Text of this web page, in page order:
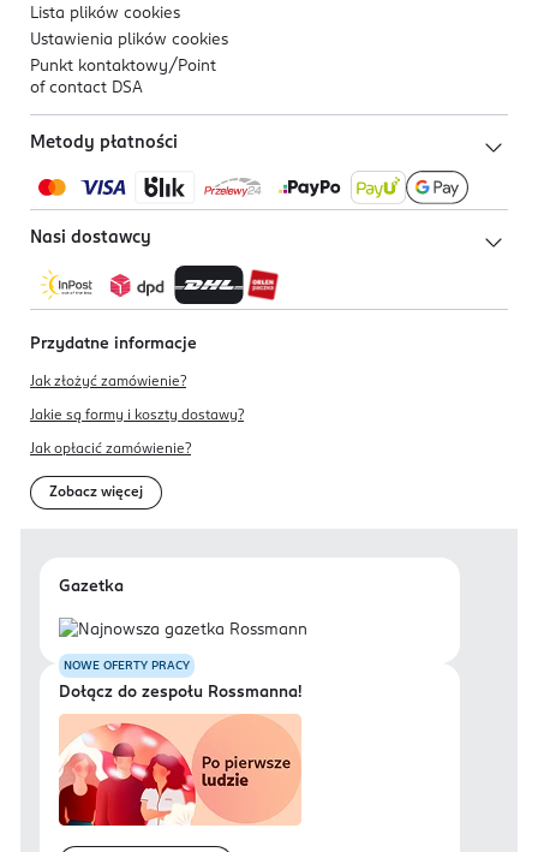
Lista plików cookies
Ustawienia plików cookies
Punkt kontaktowy/ Point
of contact DSA
Metody płatności
Nasi dostawcy
Przydatne informacje
Jak złożyć zamówienie?
Jakie są formy i koszty dostawy?
Jak opłacić zamówienie?
Zobacz więcej
Gazetka
NOWE OFERTY PRACY
Dołącz do zespołu Rossmanna!